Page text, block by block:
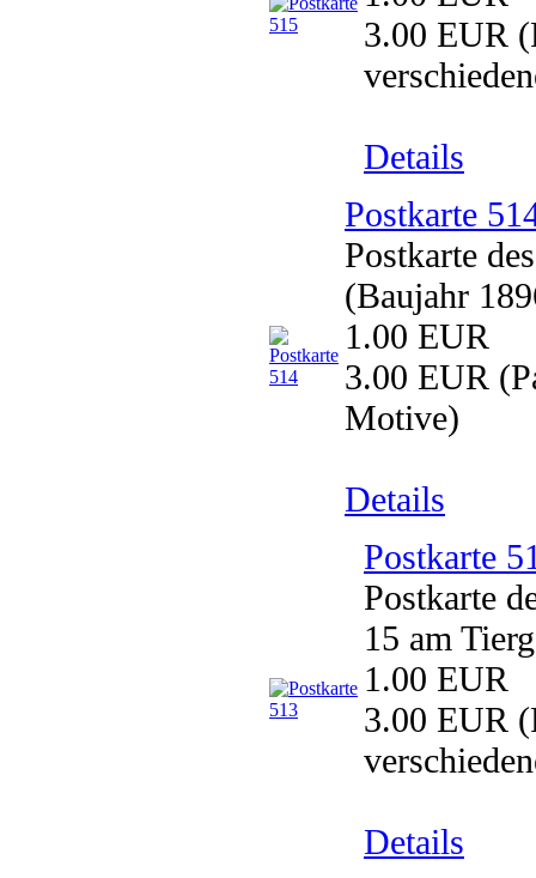
3.00 EUR
Details
Postkarte
Postkarte
(Baujahr
1.00 EUR
3.00 EUR
Motive)
Details
Postkarte
Postkarte
15 am
1.00 EUR
3.00 EUR
Details